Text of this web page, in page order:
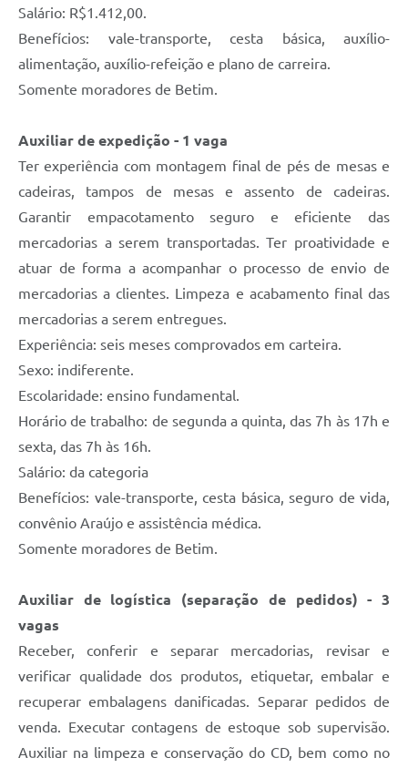
Salário: R$1.412,00.
Benefícios: vale-transporte, cesta básica, auxílio-
alimentação, auxílio-refeição e plano de carreira.
Somente moradores de Betim.
Auxiliar de expedição - 1 vaga
Ter experiência com montagem final de pés de mesas e
cadeiras, tampos de mesas e assento de cadeiras.
Garantir empacotamento seguro e eficiente das
mercadorias a serem transportadas. Ter proatividade e
atuar de forma a acompanhar o processo de envio de
mercadorias a clientes. Limpeza e acabamento final das
mercadorias a serem entregues.
Experiência: seis meses comprovados em carteira.
Sexo: indiferente.
Escolaridade: ensino fundamental.
Horário de trabalho: de segunda a quinta, das 7h às 17h e
sexta, das 7h às 16h.
Salário: da categoria
Benefícios: vale-transporte, cesta básica, seguro de vida,
convênio Araújo e assistência médica.
Somente moradores de Betim.
Auxiliar de logística (separação de pedidos) - 3
vagas
Receber, conferir e separar mercadorias, revisar e
verificar qualidade dos produtos, etiquetar, embalar e
recuperar embalagens danificadas. Separar pedidos de
venda. Executar contagens de estoque sob supervisão.
Auxiliar na limpeza e conservação do CD, bem como no